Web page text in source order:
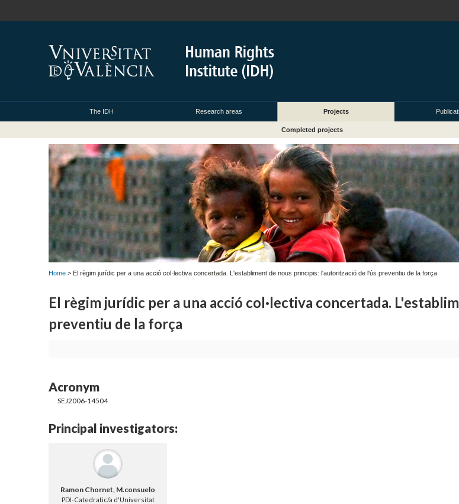
The IDH Research areas Projects
Completed projects
Home > El règim jurídic per a una acció col·lectiva concertada. L'establiment de nous principis: l'autorització de l'ús preventiu de la força
El règim jurídic per a una acció col·lectiva concertada.
preventiu de la força
Acronym
SEJ2006-14504
Principal investigators:
Ramon Chornet, M.consuelo
PDI-Catedratic/a d'Universitat